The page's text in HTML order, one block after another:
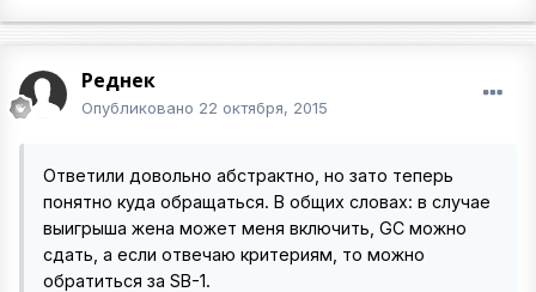
Реднек
Опубликовано 22 октября, 2015
Ответили довольно абстрактно, но зато теперь
понятно куда обращаться. В общих словах: в случае
выигрыша жена может меня включить, GC можно
сдать, а если отвечаю критериям, то можно
обратиться за SB-1.